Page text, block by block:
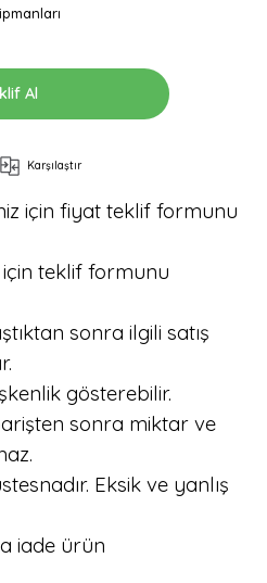
Al
Karşılaştır
için fiyat teklif formunu
teklif formunu
sonra ilgili satış
gösterebilir.
sonra miktar ve
Eksik ve yanlış
iade ürün